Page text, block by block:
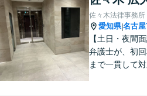
幅広い分野の対
います。
佐々木法律事務所
愛知県|名古
【土日・夜間
弁護士が、初
まで一貫して